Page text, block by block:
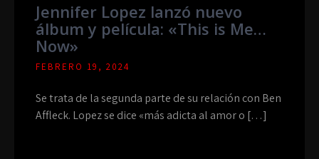
Jennifer Lopez lanzó nuevo
álbum y película: «This is Me…
Now»
FEBRERO 19, 2024
Se trata de la segunda parte de su relación con Ben
Affleck. Lopez se dice «más adicta al amor o […]